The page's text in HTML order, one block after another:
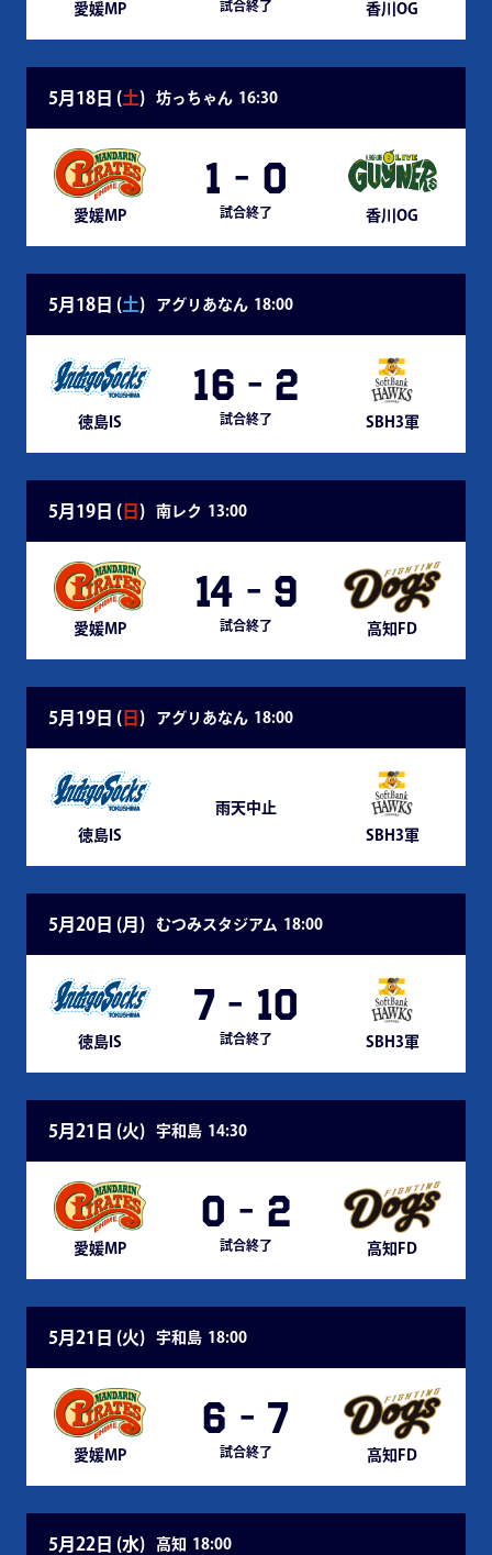
愛媛MP 試合終了 香川OG
5月18日 (土) 坊っちゃん 16:30
愛媛MP
1 - 0
試合終了 香川OG
5月18日 (土) アグリあなん 18:00
徳島IS
16 - 2
試合終了 SBH3軍
5月19日 ( 日 ) 南レク 13:00
愛媛MP
14 - 9
試合終了 高知FD
5月19日 ( 日 ) アグリあなん 18:00
徳島IS
雨天中止
SBH3軍
5月20日 (月 ) むつみスタジアム 18:00
徳島IS
7 - 10
試合終了 SBH3軍
5月21日 (火) 宇和島 14:30
愛媛MP
0 - 2
試合終了 高知FD
5月21日 (火) 宇和島 18:00
愛媛MP
6 - 7
試合終了 高知FD
5月22日 (水) 高知 18:00